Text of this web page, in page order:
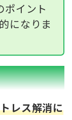
ポイント
になりま
レス解消に